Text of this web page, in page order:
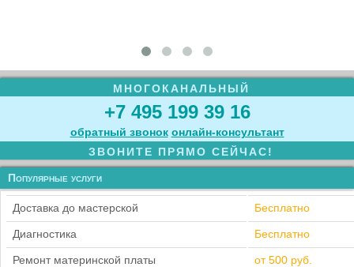
МНОГОКАНАЛЬНЫЙ
+7 495 199 39 16
обратный звонок онлайн‑консультант
ЗВОНИТЕ ПРЯМО СЕЙЧАС!
Популярные услуги
Доставка до мастерской Бесплатно
Диагностика Бесплатно
Ремонт материнской платы от 500 руб.